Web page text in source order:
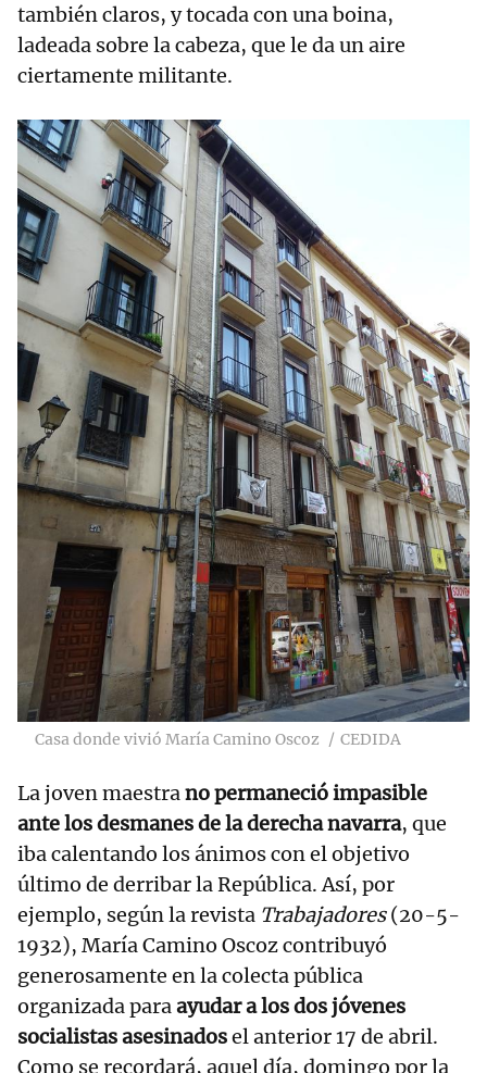
también claros, y tocada con una boina,
ladeada sobre la cabeza, que le da un aire
ciertamente militante.
Casa donde vivió María Camino Oscoz CEDIDA
La joven maestrano permaneció impasible
ante los desmanes de la derecha navarra, que
iba calentando los ánimos con el objetivo
último de derribar la República. Así, por
ejemplo, según la revista Trabajadores(20-5-
1932), María Camino Oscoz contribuyó
generosamente en la colecta pública
organizada paraayudar a los dos jóvenes
socialistas asesinadosel anterior 17 de abril.
Como se recordará, aquel día, domingo por la